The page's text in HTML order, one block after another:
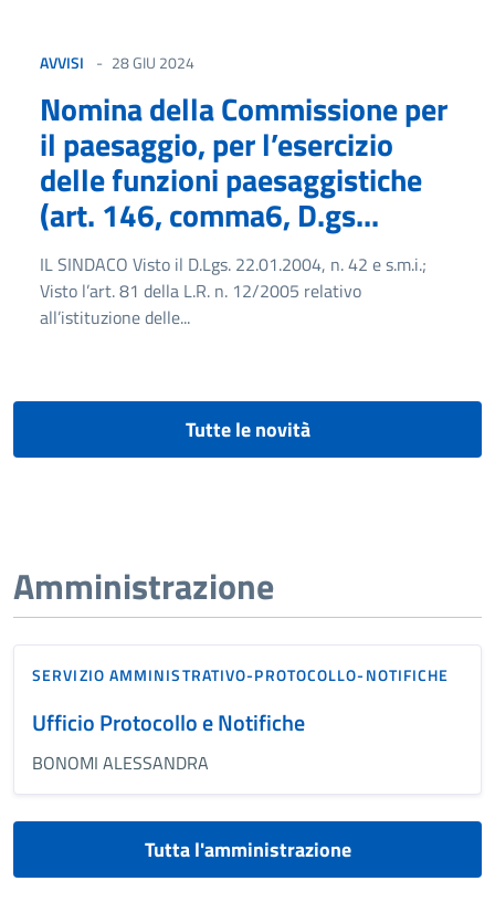
AVVISI 28 GIU 2024
Nomina della Commissione per
il paesaggio, per l’esercizio
delle funzioni paesaggistiche
(art. 146, comma6, D.gs...
IL SINDACO Visto il D.Lgs. 22.01.2004, n. 42 e s.m.i.;
Visto l’art. 81 della L.R. n. 12/2005 relativo
all’istituzione delle...
Tutte le novità
Amministrazione
SERVIZIO AMMINISTRATIVO-PROTOCOLLO-NOTIFICHE
Ufficio Protocollo e Notifiche
BONOMI ALESSANDRA
Tutta l'amministrazione